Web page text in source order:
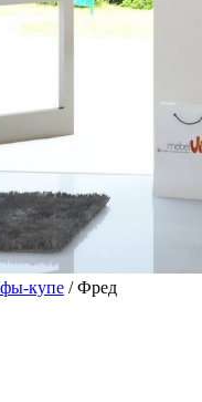
купе / Фред